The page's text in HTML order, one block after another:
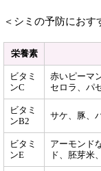
＜シミの予防におす
栄養素
ビタミ
ンC
赤いピーマ
セロラ、パ
ビタミ
ンB2
サケ、豚、
ビタミ
ンE
アーモンド
ド、胚芽米